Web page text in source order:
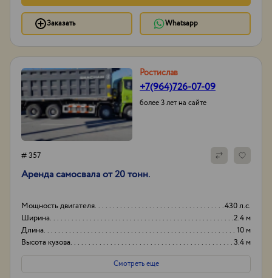
Заказать Whatsapp
Ростислав
+7(964)726-07-09
более 3 лет на сайте
# 357
Аренда самосвала от 20 тонн.
Мощность двигателя
430 л.с.
Ширина
2.4 м
Длина
10 м
Высота кузова
3.4 м
Смотреть еще